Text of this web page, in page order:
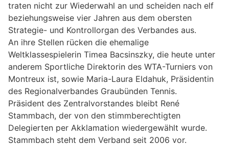
traten nicht zur Wiederwahl an und scheiden nach elf
beziehungsweise vier Jahren aus dem obersten
Strategie- und Kontrollorgan des Verbandes aus.
An ihre Stellen rücken die ehemalige
Weltklassespielerin Timea Bacsinszky, die heute unter
anderem Sportliche Direktorin des WTA-Turniers von
Montreux ist, sowie Maria-Laura Eldahuk, Präsidentin
des Regionalverbandes Graubünden Tennis.
Präsident des Zentralvorstandes bleibt René
Stammbach, der von den stimmberechtigten
Delegierten per Akklamation wiedergewählt wurde.
Stammbach steht dem Verband seit 2006 vor.